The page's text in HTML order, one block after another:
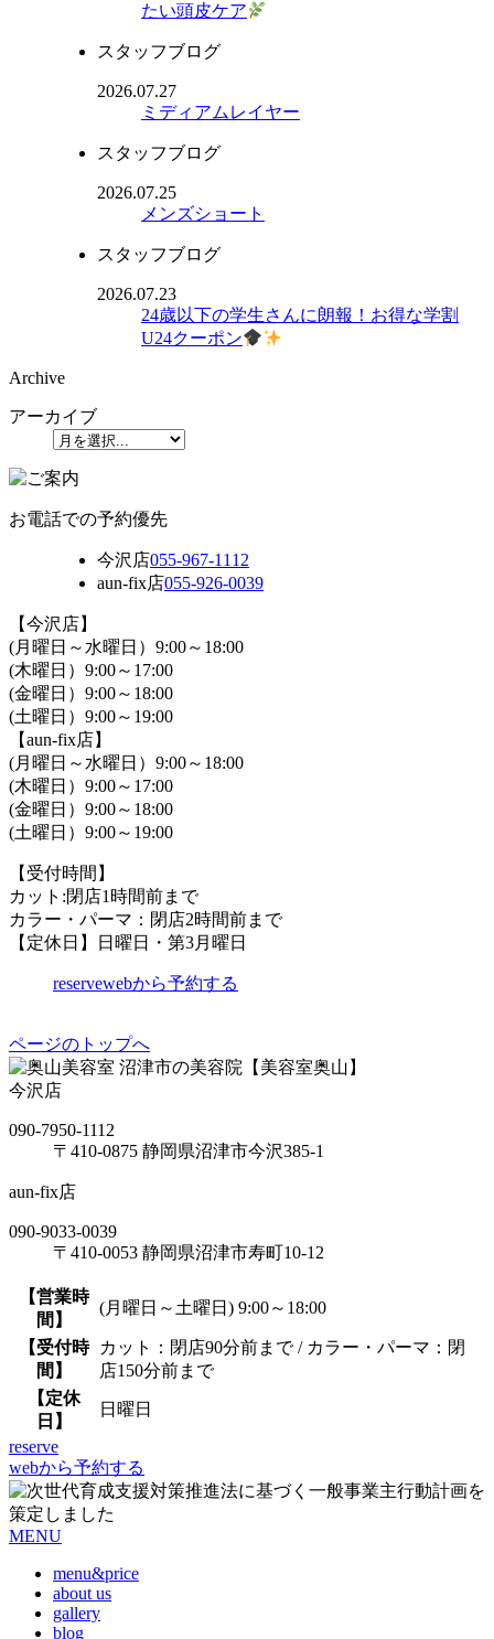
たい頭皮ケア
スタッフブログ
2026.07.27
ミディアムレイヤー
スタッフブログ
2026.07.25
メンズショート
スタッフブログ
2026.07.23
24歳以下の学生さんに朗報！お得な学割
U24クーポン
Archive
アーカイブ
お電話での予約優先
今沢店055-967-1112
aun-fix店055-926-0039
【今沢店】
(月曜日～水曜日）9:00～18:00
(木曜日）9:00～17:00
(金曜日）9:00～18:00
(土曜日）9:00～19:00
【aun-fix店】
(月曜日～水曜日）9:00～18:00
(木曜日）9:00～17:00
(金曜日）9:00～18:00
(土曜日）9:00～19:00
【受付時間】
カット:閉店1時間前まで
カラー・パーマ：閉店2時間前まで
【定休日】日曜日・第3月曜日
reservewebから予約する
ページのトップへ
沼津市の美容院【美容室奥山】
今沢店
090-7950-1112
〒410-0875 静岡県沼津市今沢385-1
aun-fix店
090-9033-0039
〒410-0053 静岡県沼津市寿町10-12
【営業時
間】
(月曜日～土曜日) 9:00～18:00
【受付時
間】
カット：閉店90分前まで / カラー・パーマ：閉
店150分前まで
【定休
日】
日曜日
reserve
webから予約する
MENU
menu&price
about us
gallery
blog